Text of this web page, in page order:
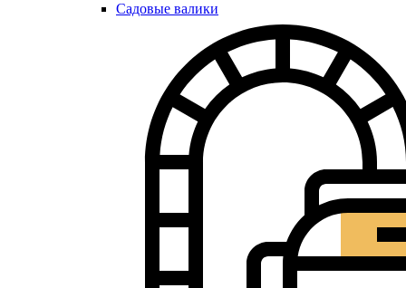
Садовые валики